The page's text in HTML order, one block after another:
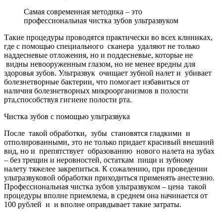
Самая современная методика – это
профессиональная чистка зубов ультразвуком
Такие процедуры проводятся практически во всех клиниках,
где с помощью специального сканера удаляют не только
наддесневые отложения, но и поддесневые, которые не
видны невооруженным глазом, но не менее вредны для
здоровья зубов. Ультразвук очищает зубной налет и убивает
болезнетворные бактерии, что помогает избавиться от
наличия болезнетворных микроорганизмов в полости
рта,способствуя гигиене полости рта.
Чистка зубов с помощью ультразвука
После такой обработки, зубы становятся гладкими и
отполированными, это не только придает красивый внешний
вид, но и препятствует образованию нового налета на зубах
– без трещин и неровностей, остаткам пищи и зубному
налету тяжелее закрепиться. К сожалению, при проведении
ультразвуковой обработки приходиться применять анестезию.
Профессиональная чистка зубов ультразвуком – цена такой
процедуры вполне приемлема, в среднем она начинается от
100 рублей и и вполне оправдывает такие затраты.